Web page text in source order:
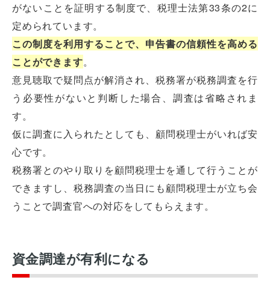
がないことを証明する制度で、税理士法第33条の2に
定められています。
この制度を利用することで、申告書の信頼性を高める
ことができます。
意見聴取で疑問点が解消され、税務署が税務調査を行
う必要性がないと判断した場合、調査は省略されま
す。
仮に調査に入られたとしても、顧問税理士がいれば安
心です。
税務署とのやり取りを顧問税理士を通して行うことが
できますし、税務調査の当日にも顧問税理士が立ち会
うことで調査官への対応をしてもらえます。
資金調達が有利になる